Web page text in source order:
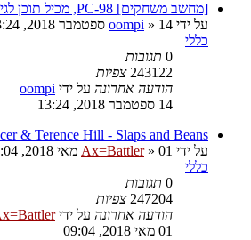
[מחשב משחקים] PC-98, מכיל תוכן לגיל הבוגר!
על ידי
oompi » 14 ספטמבר 2018, 13:24
כללי
0 תגובות
243122 צפיות
הודעה אחרונה על ידי oompi
14 ספטמבר 2018, 13:24
& Terence Hill - Slaps and Beans
על ידי
Ax=Battler» 01 מאי 2018, 09:04
כללי
0 תגובות
247204 צפיות
הודעה אחרונה על ידי
01 מאי 2018, 09:04